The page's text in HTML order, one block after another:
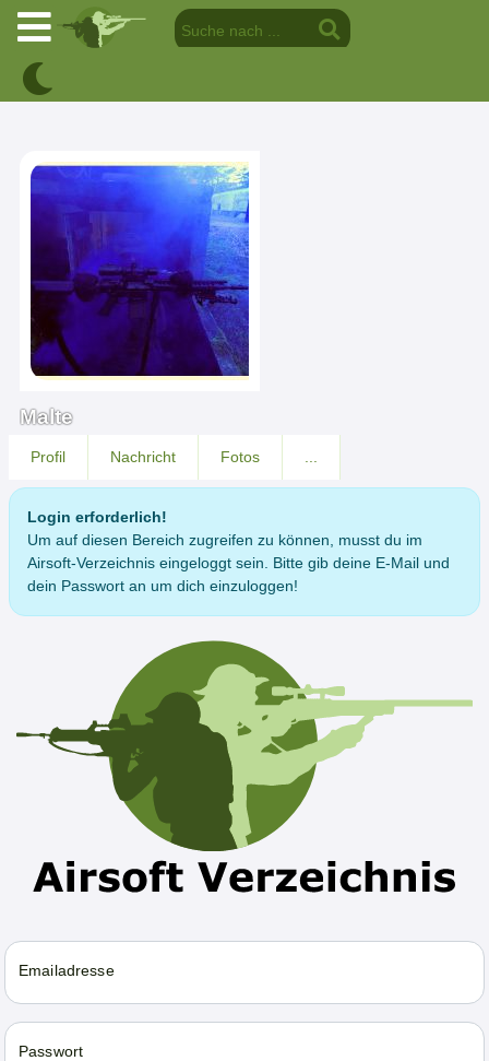
Malte
Profil Nachricht Fotos
Login erforderlich!
Um auf diesen Bereich zugreifen zu können, musst du im
Airsoft-Verzeichnis eingeloggt sein. Bitte gib deine E-Mail und
dein Passwort an um dich einzuloggen!
Emailadresse
Passwort